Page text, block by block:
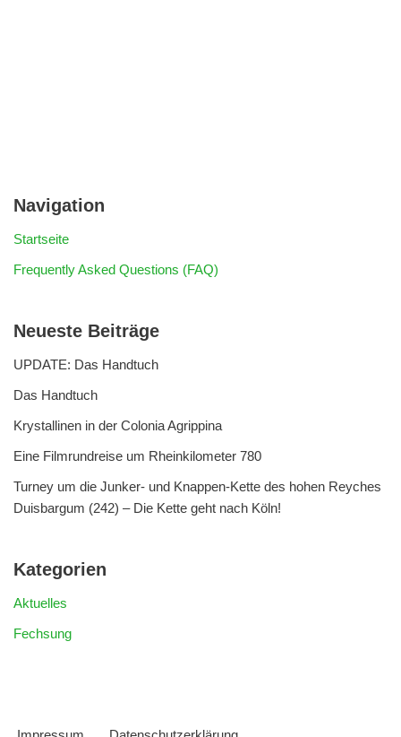
Navigation
Startseite
Frequently Asked Questions (FAQ)
Neueste Beiträge
UPDATE: Das Handtuch
Das Handtuch
Krystallinen in der Colonia Agrippina
Eine Filmrundreise um Rheinkilometer 780
Turney um die Junker- und Knappen-Kette des hohen Reyches
Duisbargum (242) – Die Kette geht nach Köln!
Kategorien
Aktuelles
Fechsung